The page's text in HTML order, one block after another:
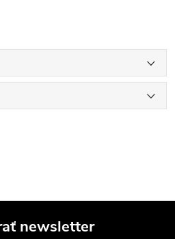
newsletter